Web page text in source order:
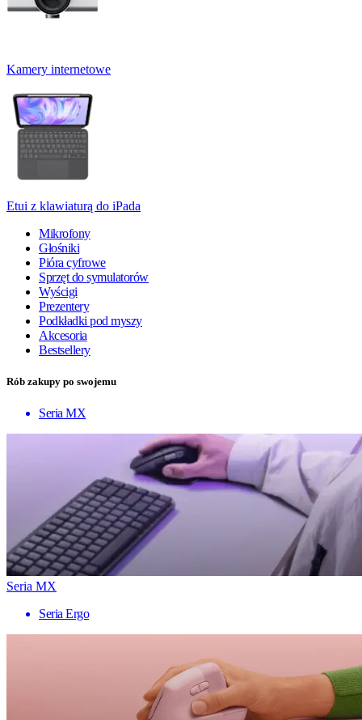
Kamery internetowe
Etui z klawiaturą do iPada
Mikrofony
Głośniki
Pióra cyfrowe
Sprzęt do symulatorów
Wyścigi
Prezentery
Podkładki pod myszy
Akcesoria
Bestsellery
Rób zakupy po swojemu
Seria MX
Seria MX
Seria Ergo